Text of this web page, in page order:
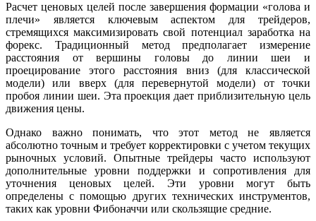
Расчет ценовых целей после завершения формации «голова и
плечи» является ключевым аспектом для трейдеров,
стремящихся максимизировать свой потенциал заработка на
форекс. Традиционный метод предполагает измерение
расстояния от вершины головы до линии шеи и
проецирование этого расстояния вниз (для классической
модели) или вверх (для перевернутой модели) от точки
пробоя линии шеи. Эта проекция дает приблизительную цель
движения цены.
Однако важно понимать, что этот метод не является
абсолютно точным и требует корректировки с учетом текущих
рыночных условий. Опытные трейдеры часто используют
дополнительные уровни поддержки и сопротивления для
уточнения ценовых целей. Эти уровни могут быть
определены с помощью других технических инструментов,
таких как уровни Фибоначчи или скользящие средние.